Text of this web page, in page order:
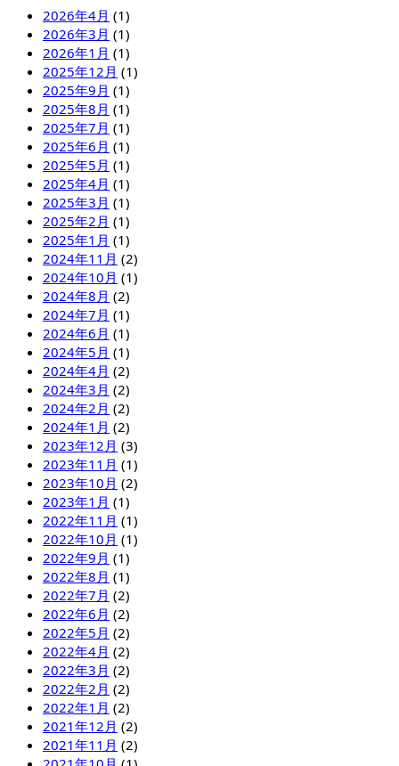
2026年4月 (1)
2026年3月 (1)
2026年1月 (1)
2025年12月 (1)
2025年9月 (1)
2025年8月 (1)
2025年7月 (1)
2025年6月 (1)
2025年5月 (1)
2025年4月 (1)
2025年3月 (1)
2025年2月 (1)
2025年1月 (1)
2024年11月 (2)
2024年10月 (1)
2024年8月 (2)
2024年7月 (1)
2024年6月 (1)
2024年5月 (1)
2024年4月 (2)
2024年3月 (2)
2024年2月 (2)
2024年1月 (2)
2023年12月 (3)
2023年11月 (1)
2023年10月 (2)
2023年1月 (1)
2022年11月 (1)
2022年10月 (1)
2022年9月 (1)
2022年8月 (1)
2022年7月 (2)
2022年6月 (2)
2022年5月 (2)
2022年4月 (2)
2022年3月 (2)
2022年2月 (2)
2022年1月 (2)
2021年12月 (2)
2021年11月 (2)